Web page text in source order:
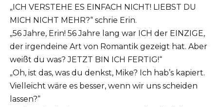
„ICH VERSTEHE ES EINFACH NICHT! LIEBST DU
MICH NICHT MEHR?“ schrie Erin.
„56 Jahre, Erin! 56 Jahre lang war ICH der EINZIGE,
der irgendeine Art von Romantik gezeigt hat. Aber
weißt du was? JETZT BIN ICH FERTIG!“
„Oh, ist das, was du denkst, Mike? Ich hab’s kapiert.
Vielleicht wäre es besser, wenn wir uns scheiden
lassen?“